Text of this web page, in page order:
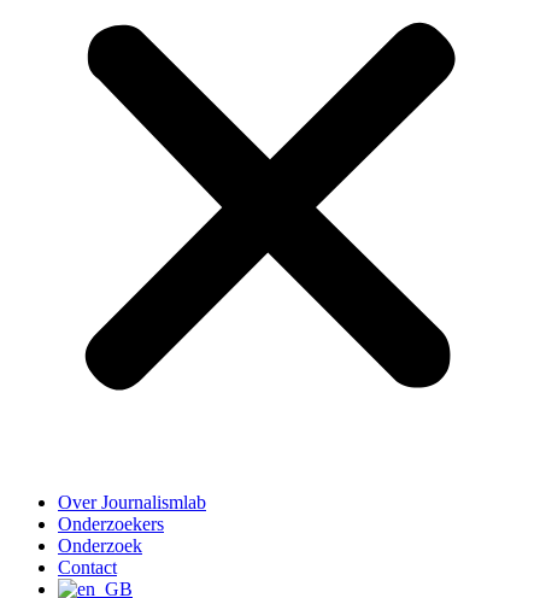
Over Journalismlab
Onderzoekers
Onderzoek
Contact